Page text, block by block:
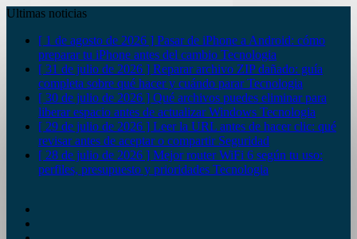
Ultimas noticias
[ 1 de agosto de 2026 ] Pasar de iPhone a Android: cómo
preparar tu iPhone antes del cambio Tecnologia
[ 31 de julio de 2026 ] Reparar archivo ZIP dañado: guía
completa sobre qué hacer y cuándo pararTecnologia
[ 30 de julio de 2026 ] Qué archivos puedes eliminar para
liberar espacio antes de actualizar Windows Tecnologia
[ 29 de julio de 2026 ] Leer la URL antes de hacer clic: qué
revisar antes de aceptar o compartir Seguridad
[ 28 de julio de 2026 ] Mejor router WiFi 6 según tu uso:
perfiles, presupuesto y prioridades Tecnologia